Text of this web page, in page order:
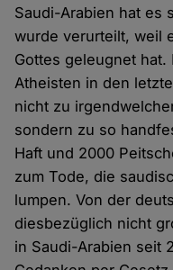
Saudi-Arabien hat es
wurde verurteilt, weil
Gottes geleugnet
Atheisten in den
nicht zu
sondern zu so
Haft und 2000
zum Tode, die
lumpen. Von der
diesbezüglich nicht
in Saudi-Arabien seit